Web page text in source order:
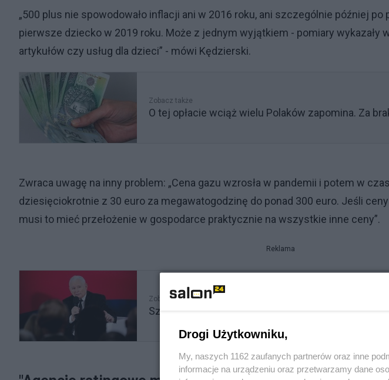
„500 plus nie spowodowało inflacji ani w 2016 roku, ani szczególnie później
pierwsze dziecko w 2019 roku. Może z jednym wyjątkiem - pomiary wykazały
artykułów czy usług dla dzieci” - mówi Kędzierski.
Zobacz także
O tej opłacie wciąż wielu Polaków zapomina. Za
Zwraca uwagę na inny problem: „Cena gazu wzrosła w pandemii i potem w
dziesięciokrotnie z 30 euro za megawatogodzinę do ponad 300 euro. Jeśli
musi to mieć przełożenie w gospodarce praktycznie na wszystkie inne ceny”.
Reklama
Zobacz także
Szykuje się następna bomba PiS. Miliony
Drogi Użytkowniku,
My, naszych 1162 zaufanych partnerów oraz inne
informacje na urządzeniu oraz przetwarzamy dane